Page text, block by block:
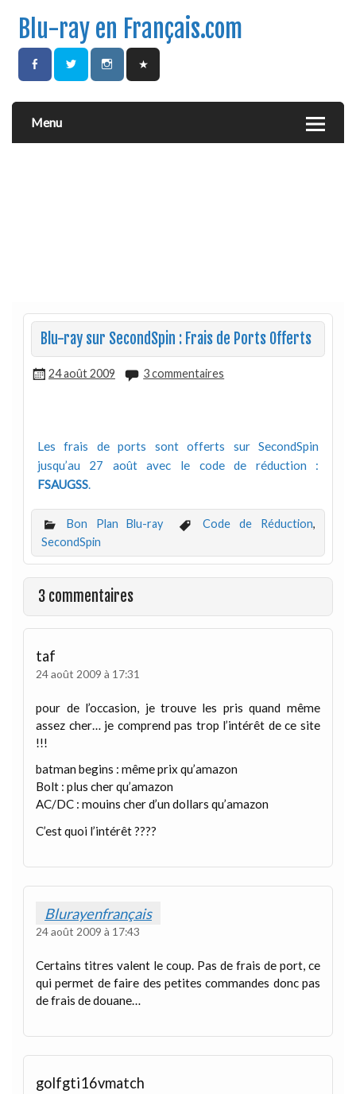
Blu-ray en Français.com
Menu
Blu-ray sur SecondSpin : Frais de Ports Offerts
24 août 2009 3 commentaires
Les frais de ports sont offerts sur SecondSpin
jusqu’au 27 août avec le code de réduction :
FSAUGSS.
Bon Plan Blu-ray Code de Réduction,
SecondSpin
3 commentaires
taf
24 août 2009 à 17:31
pour de l’occasion, je trouve les pris quand même
assez cher… je comprend pas trop l’intérêt de ce site
!!!
batman begins : même prix qu’amazon
Bolt : plus cher qu’amazon
AC/DC : mouins cher d’un dollars qu’amazon
C’est quoi l’intérêt ????
Blurayenfrançais
24 août 2009 à 17:43
Certains titres valent le coup. Pas de frais de port, ce
qui permet de faire des petites commandes donc pas
de frais de douane…
golfgti16vmatch